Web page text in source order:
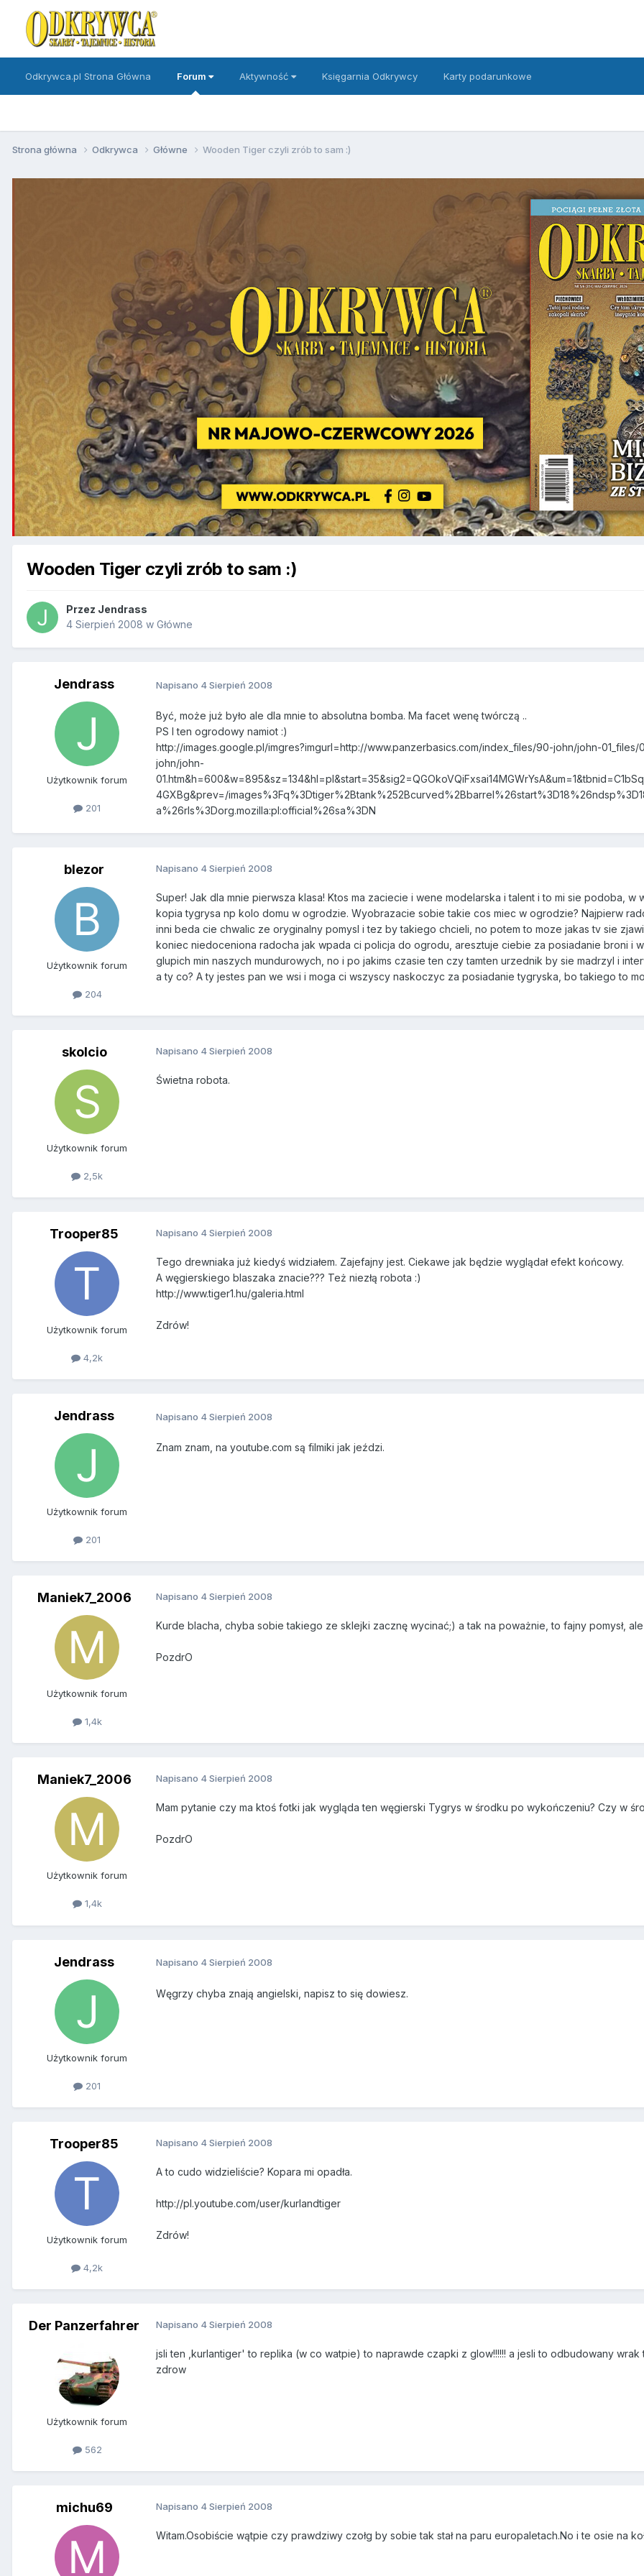
Odkrywca.pl Strona Główna Forum Aktywność Księgarnia Odkrywcy Karty podarunkowe
Strona główna Odkrywca Główne Wooden Tiger czyli zrób to sam :)
Wooden Tiger czyli zrób to sam :)
Przez Jendrass
4 Sierpień 2008 w Główne
Jendrass
Użytkownik forum
201
Napisano 4 Sierpień 2008
Być, może już było ale dla mnie to absolutna bomba. Ma facet wenę twórczą ..
PS I ten ogrodowy namiot :)
http://images.google.pl/imgres?imgurl=http://www.panzerbasics.com/index_files/90-john/john-
john/john-
4GXBg&prev=/
a%26rls%3Dorg.mozilla:pl:official%26sa%3DN
blezor
Użytkownik forum
204
Napisano 4 Sierpień 2008
Super! Jak dla mnie pierwsza klasa! Ktos ma zaciecie i wene modelarska i talent i to mi sie podoba,
kopia tygrysa np kolo domu w ogrodzie. Wyobrazacie sobie takie cos miec w ogrodzie? Najpierw
inni beda cie chwalic ze oryginalny pomysl i tez by takiego chcieli, no potem to moze jakas tv sie
koniec niedoceniona radocha jak wpada ci policja do ogrodu, aresztuje ciebie za posiadanie broni i
glupich min naszych mundurowych, no i po jakims czasie ten czy tamten urzednik by sie madrzyl i
a ty co? A ty jestes pan we wsi i moga ci wszyscy naskoczyc za posiadanie tygryska, bo takiego to
skolcio
Użytkownik forum
2,5k
Napisano 4 Sierpień 2008
Świetna robota.
Trooper85
Użytkownik forum
4,2k
Napisano 4 Sierpień 2008
Tego drewniaka już kiedyś widziałem. Zajefajny jest. Ciekawe jak będzie wyglądał efekt końcowy.
A węgierskiego blaszaka znacie??? Też niezłą robota :)
http://www.tiger1.hu/galeria.html
Zdrów!
Jendrass
Użytkownik forum
201
Napisano 4 Sierpień 2008
Znam znam, na youtube.com są filmiki jak jeździ.
Maniek7_2006
Użytkownik forum
1,4k
Napisano 4 Sierpień 2008
Kurde blacha, chyba sobie takiego ze sklejki zacznę wycinać;) a tak na poważnie, to fajny pomysł,
PozdrO
Maniek7_2006
Użytkownik forum
1,4k
Napisano 4 Sierpień 2008
Mam pytanie czy ma ktoś fotki jak wygląda ten węgierski Tygrys w środku po wykończeniu? Czy w
PozdrO
Jendrass
Użytkownik forum
201
Napisano 4 Sierpień 2008
Węgrzy chyba znają angielski, napisz to się dowiesz.
Trooper85
Użytkownik forum
4,2k
Napisano 4 Sierpień 2008
A to cudo widzieliście? Kopara mi opadła.
http://pl.youtube.com/user/kurlandtiger
Zdrów!
Der Panzerfahrer
Użytkownik forum
562
Napisano 4 Sierpień 2008
jsli ten ,kurlantiger' to replika (w co watpie) to naprawde czapki z glow!!!!!! a jesli to odbudowany wrak
zdrow
michu69 Napisano 4 Sierpień 2008
Witam.Osobiście wątpie czy prawdziwy czołg by sobie tak stał na paru europaletach.No i te osie na